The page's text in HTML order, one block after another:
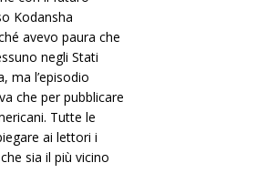
Kodansha
avevo paura che
negli Stati
ma l’episodio
che per pubblicare
Tutte le
ai lettori i
sia il più vicino